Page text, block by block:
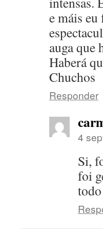
e máis
auga que
Haberá
Chuchos
Responder
4
Si,
foi